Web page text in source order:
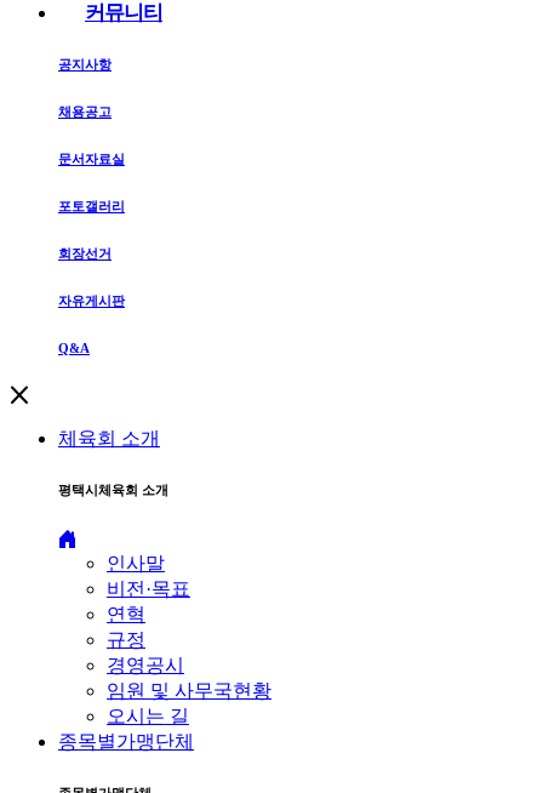
커뮤니티
공지사항
채용공고
문서자료실
포토갤러리
회장선거
자유게시판
Q&A
체육회 소개
평택시체육회 소개
인사말
비전·목표
연혁
규정
경영공시
임원 및 사무국현황
오시는 길
종목별가맹단체